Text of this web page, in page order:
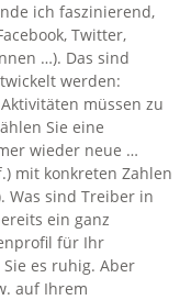
ich faszinierend,
Twitter,
…). Das sind
werden:
müssen zu
Sie eine
wieder neue …
mit konkreten Zahlen
Was sind Treiber in
ein ganz
für Ihr
es ruhig. Aber
auf Ihrem